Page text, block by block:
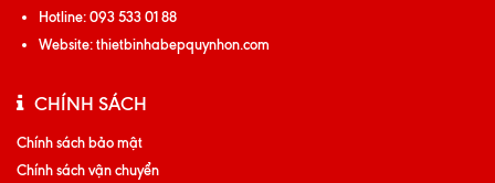
Hotline:093 533 01 88
Website:thietbinhabepquynhon.com
CHÍNH SÁCH
Chính sách bảo mật
Chính sách vận chuyển